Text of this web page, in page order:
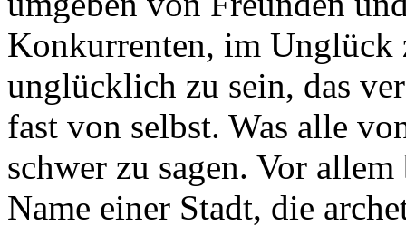
Konkurrenten, im Unglück
unglücklich zu sein, das
fast von selbst. Was alle
schwer zu sagen. Vor
Name einer Stadt, die